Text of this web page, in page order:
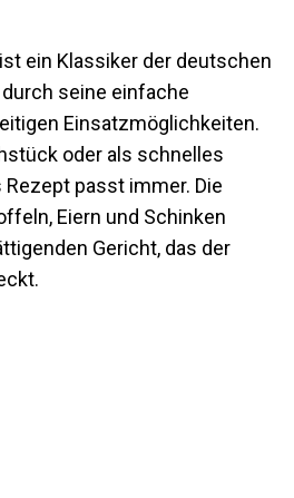
ein Klassiker der deutschen
seine einfache
Einsatzmöglichkeiten.
oder als schnelles
passt immer. Die
Eiern und Schinken
Gericht, das der